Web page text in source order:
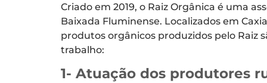
Criado em 2019, o Raiz Orgânica é uma
Baixada Fluminense. Localizados em
produtos orgânicos produzidos pelo Raiz
trabalho:
1- Atuação dos produtores